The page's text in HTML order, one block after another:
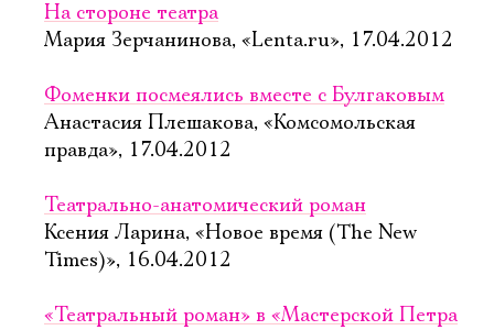
На стороне театра
Мария Зерчанинова, «Lenta.ru», 17.04.2012
Фоменки посмеялись вместе с Булгаковым
Анастасия Плешакова, «Комсомольская
правда», 17.04.2012
Театрально-анатомический роман
Ксения Ларина, «Новое время (The New
Times)», 16.04.2012
«Театральный роман» в «Мастерской Петра